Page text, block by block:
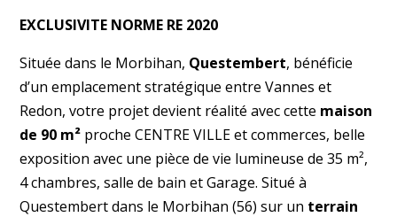
EXCLUSIVITE NORME RE 2020
Située dans le Morbihan, Questembert, bénéficie
d’un emplacement stratégique entre Vannes et
Redon, votre projet devient réalité avec cette maison
de 90 m² proche CENTRE VILLE et commerces, belle
exposition avec une pièce de vie lumineuse de 35 m²,
4 chambres, salle de bain et Garage. Situé à
Questembert dans le Morbihan (56) sur un terrain